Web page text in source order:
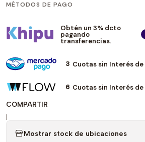
MÉTODOS DE PAGO
Obtén un 3% dcto
pagando
transferencias.
3 Cuotas sin Interés de
6 Cuotas sin Interés de
COMPARTIR
|
Mostrar stock de ubicaciones